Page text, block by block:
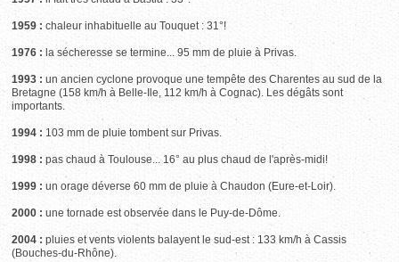
1959 : chaleur inhabituelle au Touquet : 31°!
1976 : la sécheresse se termine... 95 mm de pluie à Privas.
1993 : un ancien cyclone provoque une tempête des Charentes au sud de la
Bretagne (158 km/h à Belle-Ile, 112 km/h à Cognac). Les dégâts sont
importants.
1994 : 103 mm de pluie tombent sur Privas.
1998 : pas chaud à Toulouse... 16° au plus chaud de l'après-midi!
1999 : un orage déverse 60 mm de pluie à Chaudon (Eure-et-Loir).
2000 : une tornade est observée dans le Puy-de-Dôme.
2004 : pluies et vents violents balayent le sud-est : 133 km/h à Cassis
(Bouches-du-Rhône).